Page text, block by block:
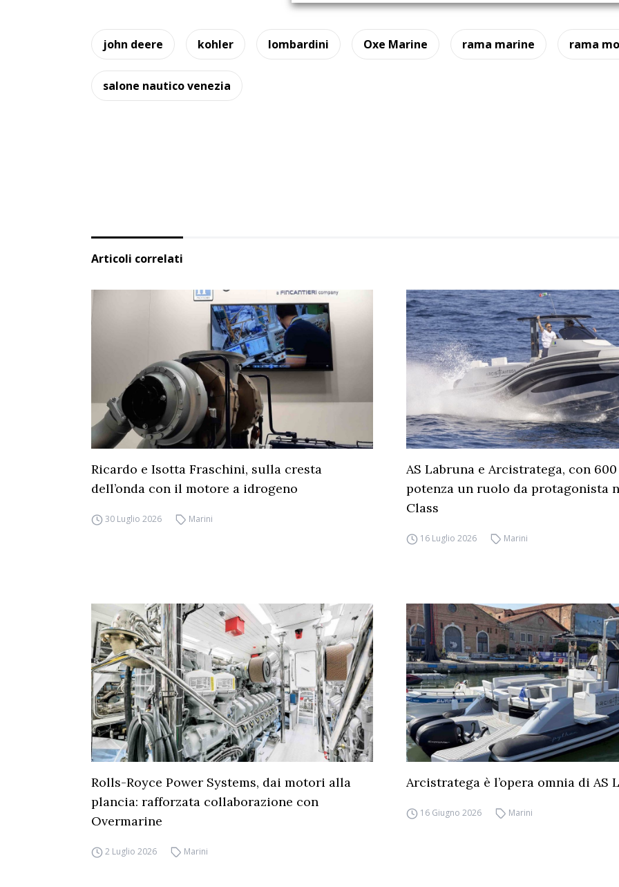
john deere kohler lombardini Oxe Marine rama marine rama
salone nautico venezia
Articoli correlati
Ricardo e Isotta Fraschini, sulla cresta
dell’onda con il motore a idrogeno
30 Luglio 2026 Marini
AS Labruna e Arcistratega, con
potenza un ruolo da protagonista
Class
16 Luglio 2026 Marini
Rolls-Royce Power Systems, dai motori alla
plancia: rafforzata collaborazione con
Overmarine
2 Luglio 2026 Marini
Arcistratega è l’opera omnia di AS
16 Giugno 2026 Marini